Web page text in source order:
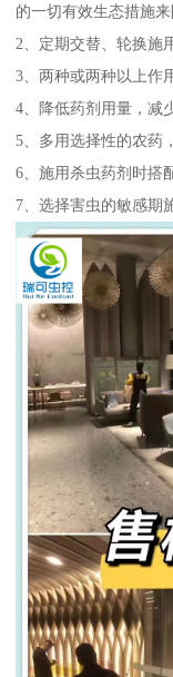
的一切有效生态措施来
2、定期交替、轮换施
3、两种或两种以上作
4、降低药剂用量，减
5、多用选择性的农药
6、施用杀虫药剂时搭
7、选择害虫的敏感期